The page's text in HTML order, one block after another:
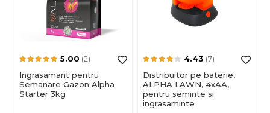
5.00 (2)
Ingrasamant pentru
Semanare Gazon Alpha
Starter 3kg
4.43 (7)
Distribuitor pe baterie,
ALPHA LAWN, 4xAA,
pentru seminte si
ingrasaminte